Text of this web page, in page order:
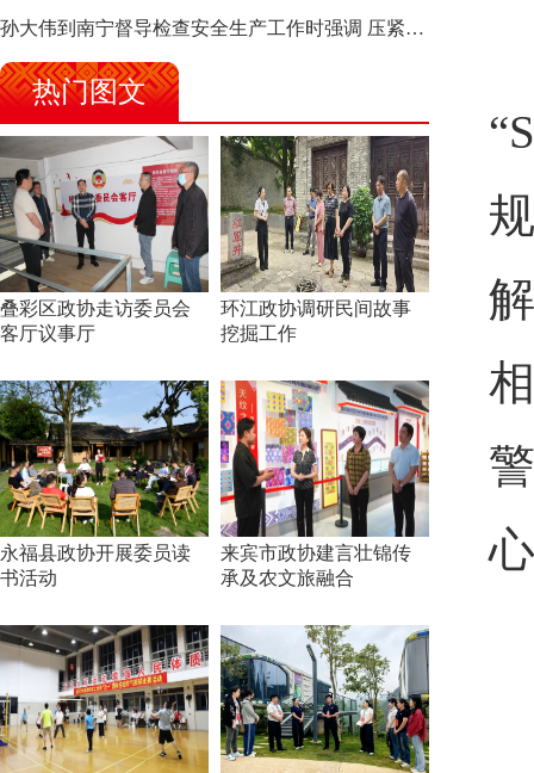
孙大伟到南宁督导检查安全生产工作时强调 压紧压实责任 狠抓隐患整治 坚决筑牢安全生产防线
热门图文
叠彩区政协走访委员会
客厅议事厅
环江政协调研民间故事
挖掘工作
永福县政协开展委员读
书活动
来宾市政协建言壮锦传
承及农文旅融合